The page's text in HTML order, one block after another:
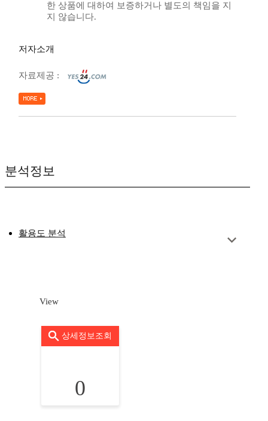
한 상품에 대하여 보증하거나 별도의 책임을 지
지 않습니다.
저자소개
자료제공 :
분석정보
활용도 분석
View
상세정보조회
0